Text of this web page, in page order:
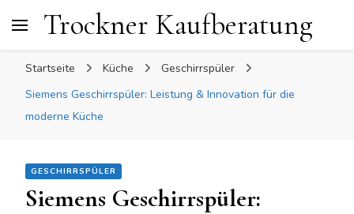
Trockner Kaufberatung
Startseite Küche
Geschirrspüler
Siemens Geschirrspüler: Leistung & Innovation für die
moderne Küche
GESCHIRRSPÜLER
Siemens Geschirrspüler: